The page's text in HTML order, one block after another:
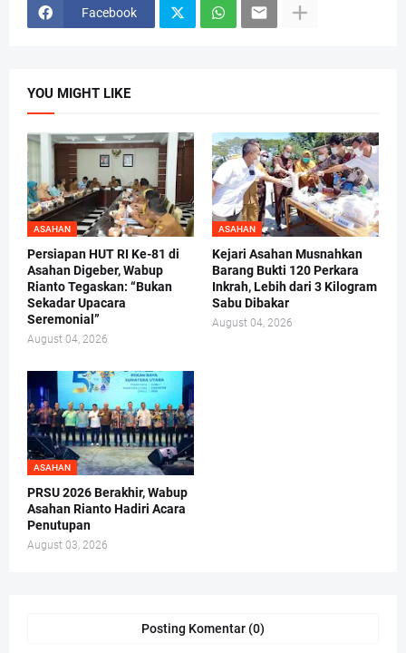
Facebook
YOU MIGHT LIKE
ASAHAN
Persiapan HUT RI Ke-81 di
Asahan Digeber, Wabup
Rianto Tegaskan: “Bukan
Sekadar Upacara
Seremonial”
August 04, 2026
ASAHAN
Kejari Asahan Musnahkan
Barang Bukti 120 Perkara
Inkrah, Lebih dari 3 Kilogram
Sabu Dibakar
August 04, 2026
ASAHAN
PRSU 2026 Berakhir, Wabup
Asahan Rianto Hadiri Acara
Penutupan
August 03, 2026
Posting Komentar (0)